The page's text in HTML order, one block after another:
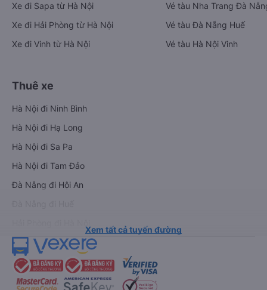
Xe đi Sapa từ Hà Nội
Xe đi Hải Phòng từ Hà Nội
Xe đi Vinh từ Hà Nội
Vé tàu Nha Trang Đà
Vé tàu Đà Nẵng Huế
Vé tàu Hà Nội Vinh
Thuê xe
Hà Nội đi Ninh Bình
Hà Nội đi Hạ Long
Hà Nội đi Sa Pa
Hà Nội đi Tam Đảo
Đà Nẵng đi Hội An
Xem tất cả tuyến đường